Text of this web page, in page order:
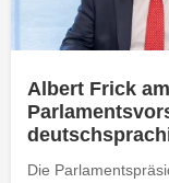
Albert Frick
Die